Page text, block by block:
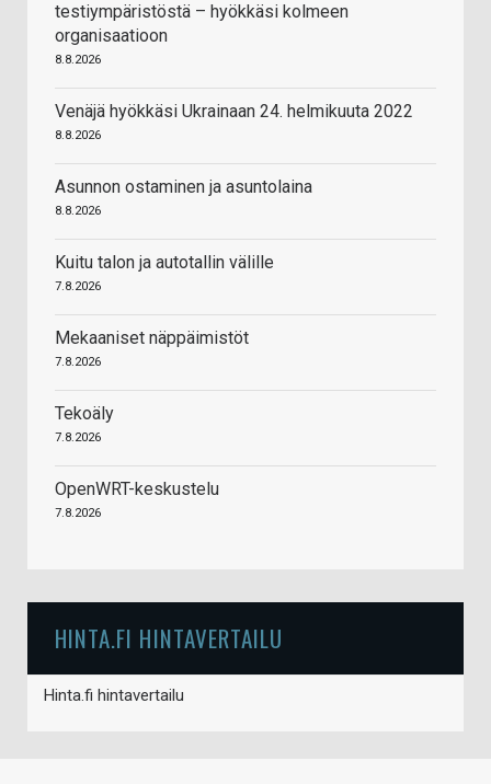
testiympäristöstä – hyökkäsi kolmeen
organisaatioon
8.8.2026
Venäjä hyökkäsi Ukrainaan 24. helmikuuta 2022
8.8.2026
Asunnon ostaminen ja asuntolaina
8.8.2026
Kuitu talon ja autotallin välille
7.8.2026
Mekaaniset näppäimistöt
7.8.2026
Tekoäly
7.8.2026
OpenWRT-keskustelu
7.8.2026
HINTA.FI HINTAVERTAILU
Hinta.fi hintavertailu